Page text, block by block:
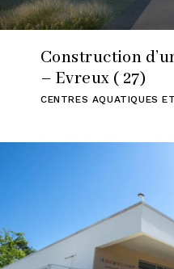
Construction
– Evreux ( 27)
CENTRES AQUATIQUES